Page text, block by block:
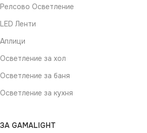
Релсово Осветление
LED Ленти
Аплици
Осветление за хол
Осветление за баня
Осветление за кухня
ЗА GAMALIGHT